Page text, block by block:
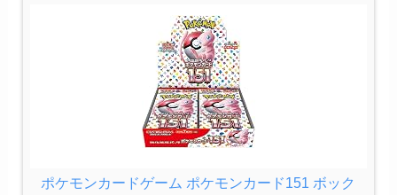
ポケモンカードゲーム ポケモンカード151 ボック